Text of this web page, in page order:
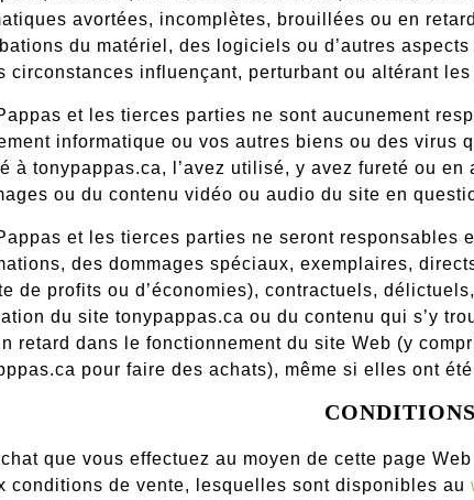
avortées, incomplètes, brouillées ou en
du matériel, des logiciels ou d’autres
circonstances influençant, perturbant ou altérant
et les tierces parties ne sont aucunement
informatique ou vos autres biens ou des virus
à tonypappas.ca, l’avez utilisé, y avez fureté ou
ou du contenu vidéo ou audio du site en
et les tierces parties ne seront responsables
des dommages spéciaux, exemplaires,
de profits ou d’économies), contractuels,
du site tonypappas.ca ou du contenu qui s’y
retard dans le fonctionnement du site Web (y
pour faire des achats), même si elles ont
que vous effectuez au moyen de cette page
conditions de vente, lesquelles sont disponibles au